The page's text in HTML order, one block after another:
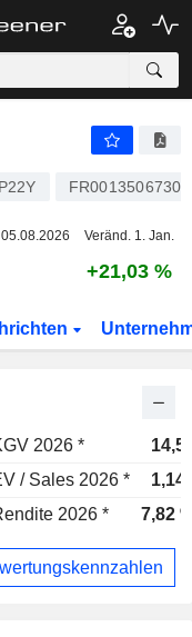
FR0013506730
Veränd. 1. Jan.
+21,03 %
2026 *
/ Sales 2026 *
2026 * 7,82